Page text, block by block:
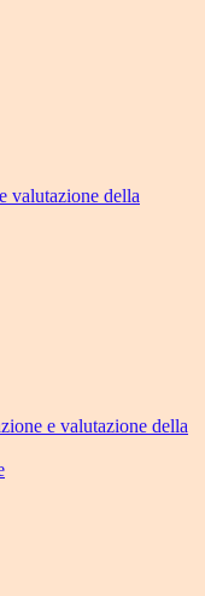
valutazione della
e valutazione della